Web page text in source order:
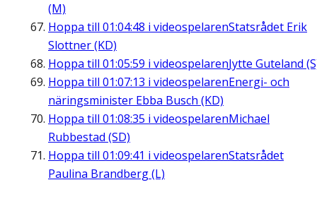
(M)
Hoppa till 01:04:48 i videospelarenStatsrådet Erik
Slottner (KD)
Hoppa till 01:05:59 i videospelarenJytte Guteland
Hoppa till 01:07:13 i videospelarenEnergi- och
näringsminister Ebba Busch (KD)
Hoppa till 01:08:35 i videospelarenMichael
Rubbestad (SD)
Hoppa till 01:09:41 i videospelarenStatsrådet
Paulina Brandberg (L)